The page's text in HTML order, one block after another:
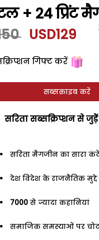
+ 24 प्रिंट
USD129
गिफ्ट करें
सब्सक्राइब करें
सरिता सब्सक्रिप्शन से
सरिता मैगजीन का सारा
देश विदेश के राजनैतिक मुद्दे
7000 से ज्यादा कहानियां
समाजिक समस्याओं पर